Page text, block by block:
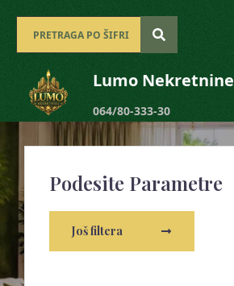
Lumo Nekretnine
064/80-333-30
Podesite Parametre
Još filtera